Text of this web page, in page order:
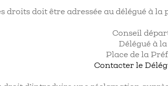
droits doit être adressée au délégué à
Conseil
Délégué à
Place de la
Contacter le